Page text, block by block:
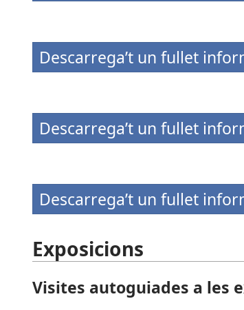
Descarrega’t un fullet
Descarrega’t un fullet
Descarrega’t un fullet
Exposicions
Visites autoguiades a les